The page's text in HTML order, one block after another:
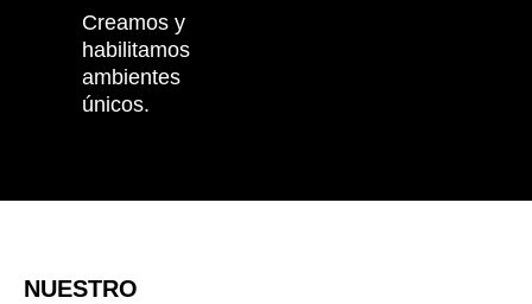
Creamos y
habilitamos
ambientes
únicos.
NUESTRO